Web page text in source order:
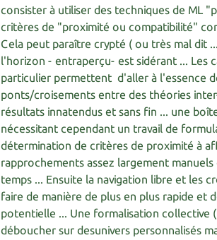
consister à utiliser des techniques de ML
critères de "proximité ou compatibilité"
Cela peut paraître crypté ( ou très mal dit
l'horizon - entraperçu- est sidérant ... Les
particulier permettent d'aller à l'essence
ponts/croisements entre des théories
résultats innatendus et sans fin ... une
nécessitant cependant un travail de
détermination de critères de proximité à
rapprochements assez largement
temps ... Ensuite la navigation libre et les
faire de manière de plus en plus rapide et
potentielle ... Une formalisation collective
déboucher sur desunivers personnalisés